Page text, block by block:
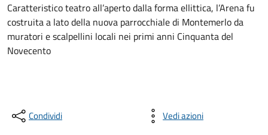
Caratteristico teatro all’aperto dalla forma ellittica, l’Arena fu
costruita a lato della nuova parrocchiale di Montemerlo da
muratori e scalpellini locali nei primi anni Cinquanta del
Novecento
Condividi Vedi azioni